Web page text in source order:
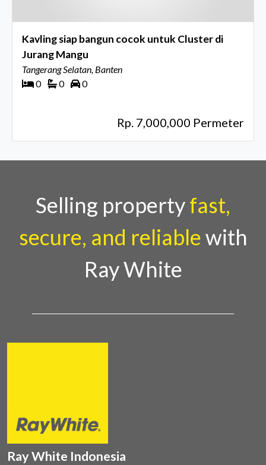
Kavling siap bangun cocok untuk Cluster di
Jurang Mangu
Tangerang Selatan, Banten
0
0 0
Rp. 7,000,000 Permeter
Selling propertyfast,
secure, and reliablewith
Ray White
Ray White Indonesia